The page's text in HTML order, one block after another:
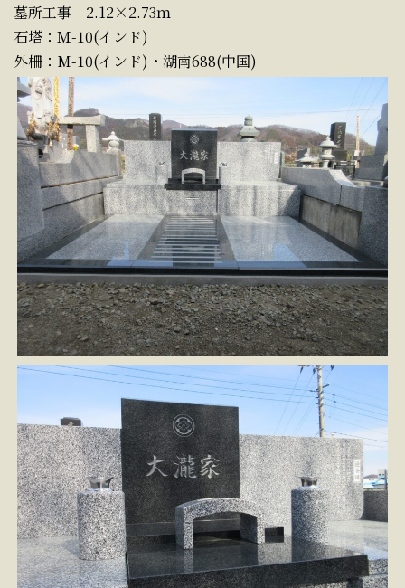
墓所工事 2.12×2.73ｍ
石塔：Ｍ-10(インド)
外柵：M-10(インド)・湖南688(中国)